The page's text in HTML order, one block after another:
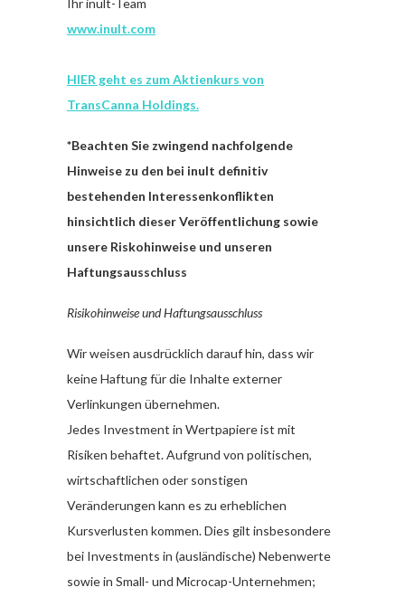
Ihr inult-Team
www.inult.com
HIER geht es zum Aktienkurs von
TransCanna Holdings.
*Beachten Sie zwingend nachfolgende
Hinweise zu den bei inult definitiv
bestehenden Interessenkonflikten
hinsichtlich dieser Veröffentlichung sowie
unsere Riskohinweise und unseren
Haftungsausschluss
Risikohinweise und Haftungsausschluss
Wir weisen ausdrücklich darauf hin, dass wir
keine Haftung für die Inhalte externer
Verlinkungen übernehmen.
Jedes Investment in Wertpapiere ist mit
Risiken behaftet. Aufgrund von politischen,
wirtschaftlichen oder sonstigen
Veränderungen kann es zu erheblichen
Kursverlusten kommen. Dies gilt insbesondere
bei Investments in (ausländische) Nebenwerte
sowie in Small- und Microcap-Unternehmen;